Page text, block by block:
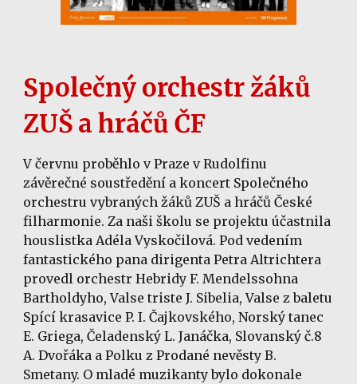
Společný orchestr žáků
ZUŠ a hráčů ČF
V červnu proběhlo v Praze v Rudolfinu
závěrečné soustředění a koncert Společného
orchestru vybraných žáků ZUŠ a hráčů České
filharmonie. Za naši školu se projektu účastnila
houslistka Adéla Vyskočilová. Pod vedením
fantastického pana dirigenta Petra Altrichtera
provedl orchestr Hebridy F. Mendelssohna
Bartholdyho, Valse triste J. Sibelia, Valse z baletu
Spící krasavice P. I. Čajkovského, Norský tanec
E. Griega, Čeladenský L. Janáčka, Slovanský č.8
A. Dvořáka a Polku z Prodané nevěsty B.
Smetany. O mladé muzikanty bylo dokonale